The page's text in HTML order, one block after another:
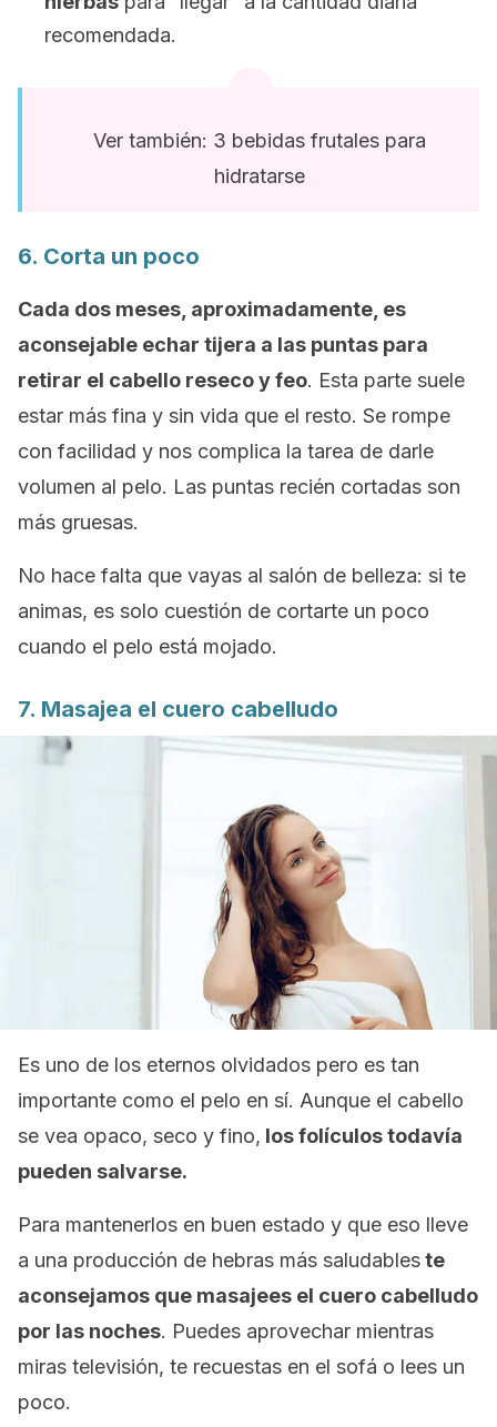
recomendada.
Ver también: 3 bebidas frutales para
hidratarse
6. Corta un poco
Cada dos meses, aproximadamente, es
aconsejable echar tijera a las puntas para
retirar el cabello reseco y feo. Esta parte suele
estar más fina y sin vida que el resto. Se rompe
con facilidad y nos complica la tarea de darle
volumen al pelo. Las puntas recién cortadas son
más gruesas.
No hace falta que vayas al salón de belleza: si te
animas, es solo cuestión de cortarte un poco
cuando el pelo está mojado.
7. Masajea el cuero cabelludo
Es uno de los eternos olvidados pero es tan
importante como el pelo en sí. Aunque el cabello
se vea opaco, seco y fino, los folículos todavía
pueden salvarse.
Para mantenerlos en buen estado y que eso lleve
a una producción de hebras más saludableste
aconsejamos que masajees el cuero cabelludo
por las noches. Puedes aprovechar mientras
miras televisión, te recuestas en el sofá o lees un
poco.